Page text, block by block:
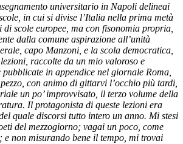
universitario in Napoli delineai
in cui si divise l’Italia nella prima metà
scole europee, ma con fisonomia propria,
dalla comune aspirazione all’unità
capo Manzoni, e la scola democratica,
raccolte da un mio valoroso e
in appendice nel giornale Roma,
con animo di gittarvi l’occhio più tardi,
un po’ improvvisato, il terzo volume della
Il protagonista di queste lezioni era
quale discorsi tutto intero un anno. Mi stesi
del mezzogiorno; vagai un poco, come
e non misurando bene il tempo, mi trovai